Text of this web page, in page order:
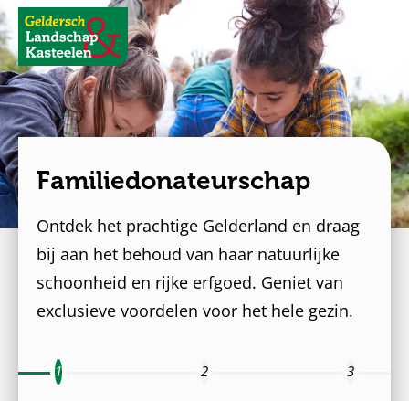
Geldersch
Landschap
en
Kasteelen
Familiedonateurschap
Ontdek het prachtige Gelderland en draag
bij aan het behoud van haar natuurlijke
schoonheid en rijke erfgoed. Geniet van
exclusieve voordelen voor het hele gezin.
Donatieinformatie
Persoonlijke